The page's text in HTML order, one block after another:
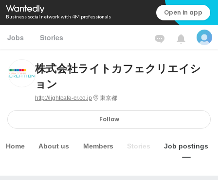
Business social network with 4M professionals Open in app
Jobs Stories
株式会社ライトカフェクリエイシ
ョン
http://lightcafe-cr.co.jp 東京都
Follow
Home About us Members Stories Job postings